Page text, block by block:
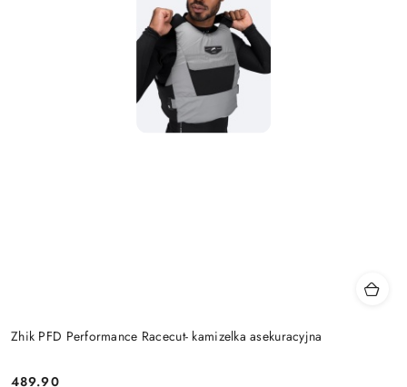
Zhik PFD Performance Racecut- kamizelka asekuracyjna
489.90